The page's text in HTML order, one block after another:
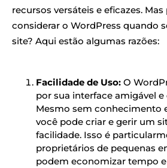
recursos versáteis e eficazes.
considerar o WordPress quando
site? Aqui estão algumas razões:
Facilidade de Uso: O
por sua interface amigável e
Mesmo sem conhecimento
você pode criar e gerir um
facilidade. Isso é
proprietários de pequenas
podem economizar tempo